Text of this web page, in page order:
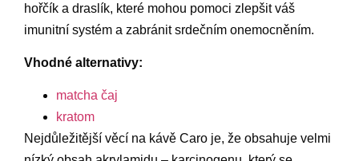
hořčík a draslík, které mohou pomoci zlepšit váš
imunitní systém a zabránit srdečním onemocněním.
Vhodné alternativy:
matcha čaj
kratom
Nejdůležitější věcí na kávě Caro je, že obsahuje velmi